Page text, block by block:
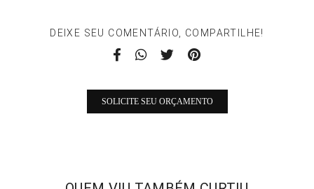
DEIXE SEU COMENTÁRIO, COMPARTILHE!
SOLICITE SEU ORÇAMENTO